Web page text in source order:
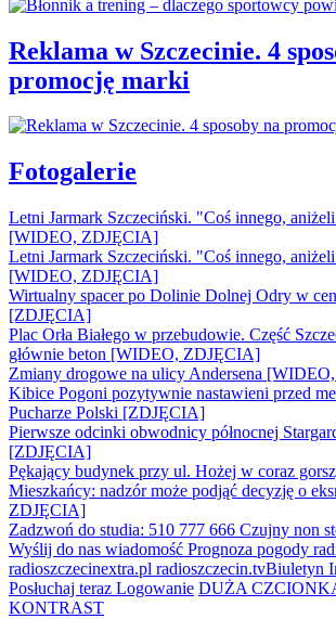
Reklama w Szczecinie. 4
promocję marki
Fotogalerie
Letni Jarmark Szczeciński. "Coś innego,
[WIDEO, ZDJĘCIA]
Letni Jarmark Szczeciński. "Coś innego,
[WIDEO, ZDJĘCIA]
Wirtualny spacer po Dolinie Dolnej Odry w
[ZDJĘCIA]
Plac Orła Białego w przebudowie. Część
głównie beton [WIDEO, ZDJĘCIA]
Zmiany drogowe na ulicy Andersena
Kibice Pogoni pozytywnie nastawieni przed
Pucharze Polski [ZDJĘCIA]
Pierwsze odcinki obwodnicy północnej
[ZDJĘCIA]
Pękający budynek przy ul. Hożej w coraz
Mieszkańcy: nadzór może podjąć decyzję o
ZDJĘCIA]
Zadzwoń do studia: 510 777 666 Czujny non
Wyślij do nas wiadomość Prognoza pogody
radioszczecinextra.pl radioszczecin.tvBiuletyn
Posłuchaj teraz Logowanie DUŻA
KONTRAST